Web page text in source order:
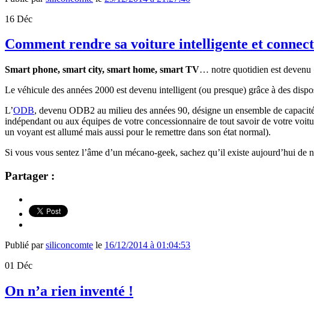
16 Déc
Comment rendre sa voiture intelligente et
Smart phone, smart city, smart home, smart TV… notre quotidien est devenu
Le véhicule des années 2000 est devenu intelligent (ou presque) grâce à des
L’ODB, devenu ODB2 au milieu des années 90, désigne un ensemble de
indépendant ou aux équipes de votre concessionnaire de tout savoir de votre
un voyant est allumé mais aussi pour le remettre dans son état normal).
Si vous vous sentez l’âme d’un mécano-geek, sachez qu’il existe aujourd’hui
Partager :
Publié parsiliconcomte le 16/12/2014 à 01:04:53
01 Déc
On n’a rien inventé !